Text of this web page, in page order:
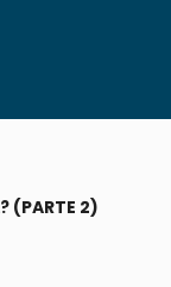
(PARTE 2)